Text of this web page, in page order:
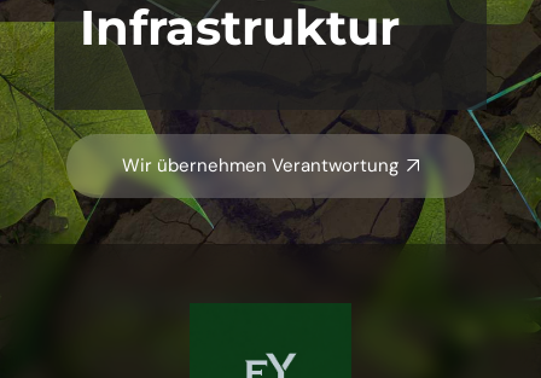
Infra­struktur
Wir übernehmen Verantwortung